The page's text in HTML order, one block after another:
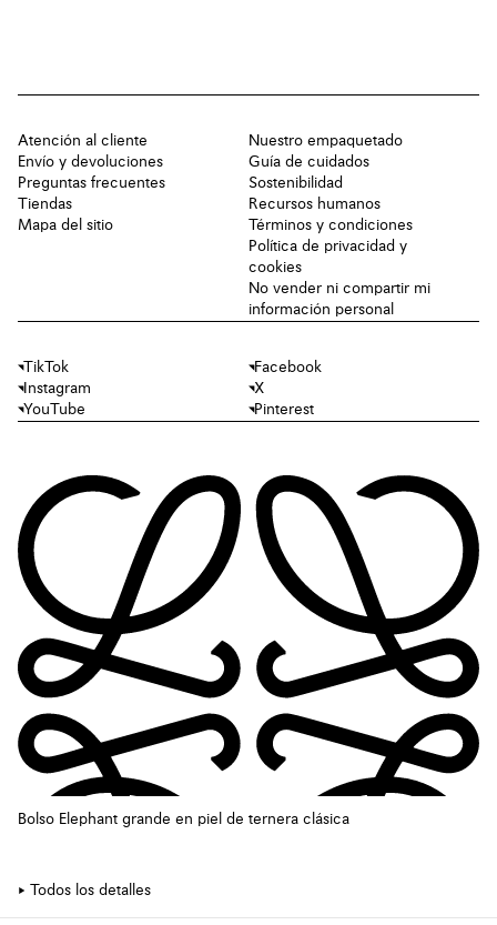
Bolso Elephant grande en piel de ternera clásica
Todos los detalles
Atención al cliente
Envío y devoluciones
Preguntas frecuentes
Tiendas
Mapa del sitio
Nuestro empaquetado
Guía de cuidados
Sostenibilidad
Recursos humanos
Términos y condiciones
Política de privacidad y
cookies
No vender ni compartir mi
información personal
TikTok
Facebook
Instagram
X
YouTube
Pinterest